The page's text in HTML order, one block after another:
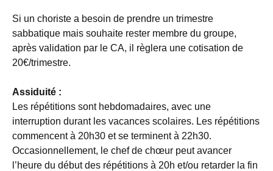
Si un choriste a besoin de prendre un trimestre
sabbatique mais souhaite rester membre du groupe,
après validation par le CA, il règlera une cotisation de
20€/trimestre.
Assiduité :
Les répétitions sont hebdomadaires, avec une
interruption durant les vacances scolaires. Les répétitions
commencent à 20h30 et se terminent à 22h30.
Occasionnellement, le chef de chœur peut avancer
l’heure du début des répétitions à 20h et/ou retarder la fin